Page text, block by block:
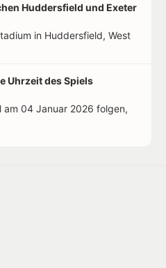
Huddersfield und Exeter
in Huddersfield, West
Uhrzeit des Spiels
am 04 Januar 2026 folgen,